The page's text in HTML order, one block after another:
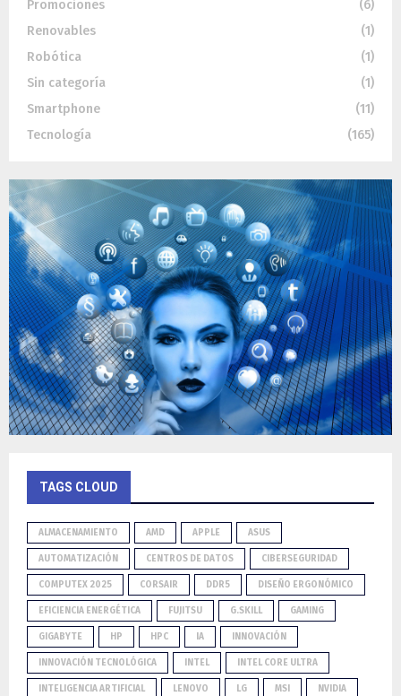
Promociones
(6)
Renovables
(1)
Robótica
(1)
Sin categoría
(1)
Smartphone
(11)
Tecnología
(165)
TAGS CLOUD
ALMACENAMIENTO AMD APPLE ASUS
AUTOMATIZACIÓN CENTROS DE DATOS CIBERSEGURIDAD
COMPUTEX 2025 CORSAIR DDR5 DISEÑO ERGONÓMICO
EFICIENCIA ENERGÉTICA FUJITSU G.SKILL GAMING
GIGABYTE HP HPC IA INNOVACIÓN
INNOVACIÓN TECNOLÓGICA INTEL INTEL CORE ULTRA
INTELIGENCIA ARTIFICIAL LENOVO LG MSI NVIDIA